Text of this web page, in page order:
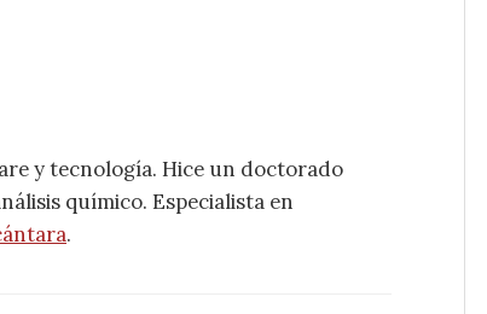
y tecnología. Hice un doctorado
químico. Especialista en
.